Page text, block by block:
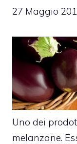
27 Maggio
Uno dei
melanzane.